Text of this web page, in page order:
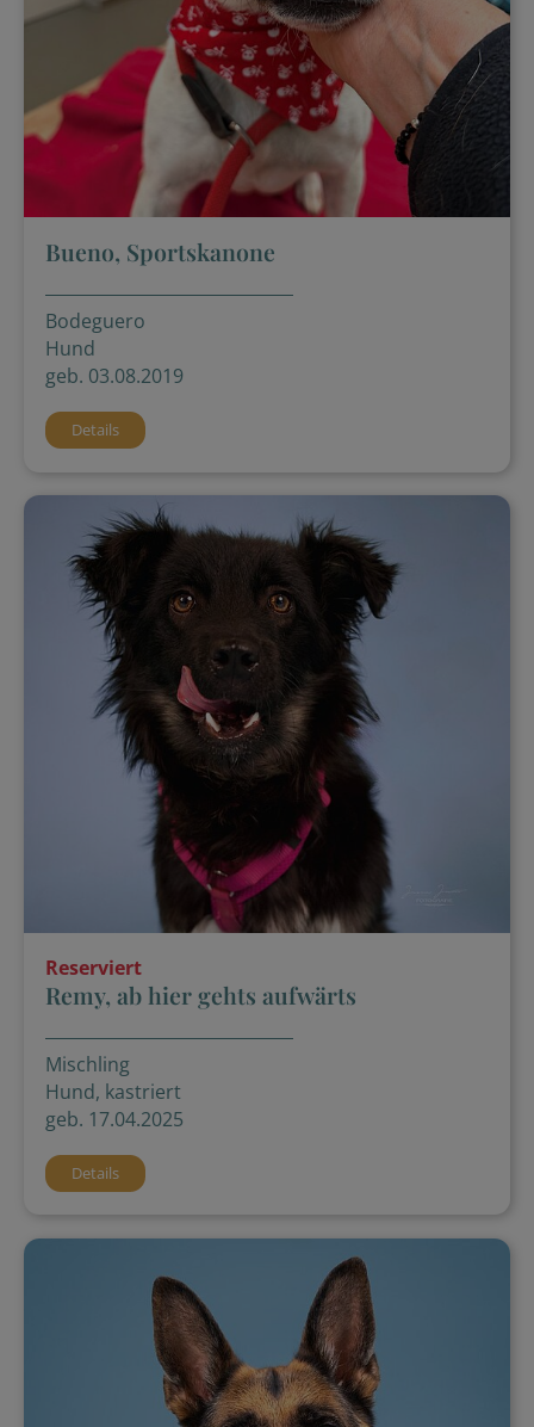
Bueno, Sportskanone
Bodeguero
Hund
geb. 03.08.2019
Details
Reserviert
Remy, ab hier gehts aufwärts
Mischling
Hund, kastriert
geb. 17.04.2025
Details